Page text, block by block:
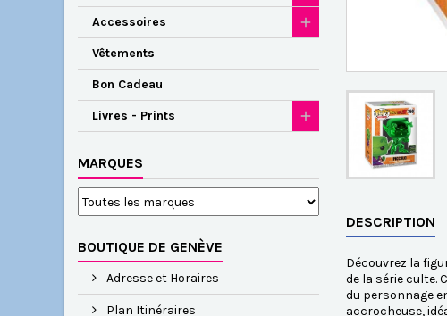
Accessoires
Vêtements
Bon Cadeau
Livres - Prints
MARQUES
BOUTIQUE DE GENÈVE
Adresse et Horaires
Plan Itinéraires
DESCRIPTION
Découvrez la
de la série culte.
du personnage
accrocheuse,